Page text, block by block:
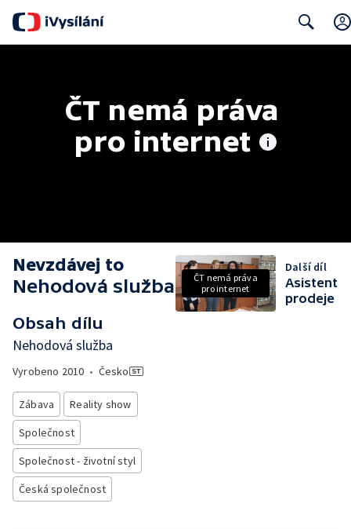
ČT nemá práva
pro internet
Nevzdávej to
Nehodová služba
Obsah dílu
Nehodová služba
Vyrobeno 2010 • Česko
Zábava
Reality show
Společnost
Společnost - životní styl
Česká společnost
ČT nemá práva
pro internet
Další díl
Asistent
prodeje